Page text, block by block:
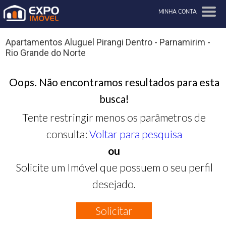
MINHA CONTA
Apartamentos Aluguel Pirangi Dentro - Parnamirim -
Rio Grande do Norte
Oops. Não encontramos resultados para esta
busca!
Tente restringir menos os parâmetros de
consulta: Voltar para pesquisa
ou
Solicite um Imóvel que possuem o seu perfil
desejado.
Solicitar